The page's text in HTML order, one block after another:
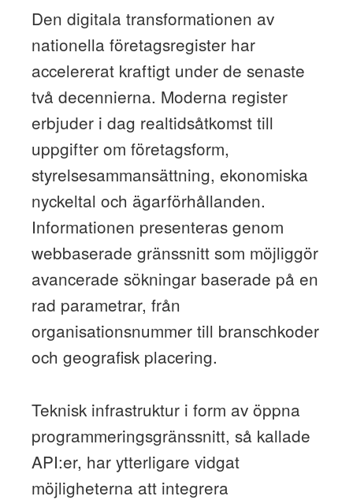
Den digitala transformationen av
nationella företagsregister har
accelererat kraftigt under de senaste
två decennierna. Moderna register
erbjuder i dag realtidsåtkomst till
uppgifter om företagsform,
styrelsesammansättning, ekonomiska
nyckeltal och ägarförhållanden.
Informationen presenteras genom
webbaserade gränssnitt som möjliggör
avancerade sökningar baserade på en
rad parametrar, från
organisationsnummer till branschkoder
och geografisk placering.
Teknisk infrastruktur i form av öppna
programmeringsgränssnitt, så kallade
API:er, har ytterligare vidgat
möjligheterna att integrera